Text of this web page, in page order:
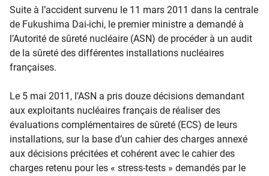
Suite à l’accident survenu le 11 mars 2011 dans la centrale
de Fukushima Dai-ichi, le premier ministre a demandé à
l’Autorité de sûreté nucléaire (ASN) de procéder à un audit
de la sûreté des différentes installations nucléaires
françaises.
Le 5 mai 2011, l’ASN a pris douze décisions demandant
aux exploitants nucléaires français de réaliser des
évaluations complémentaires de sûreté (ECS) de leurs
installations, sur la base d’un cahier des charges annexé
aux décisions précitées et cohérent avec le cahier des
charges retenu pour les « stress-tests » demandés par le